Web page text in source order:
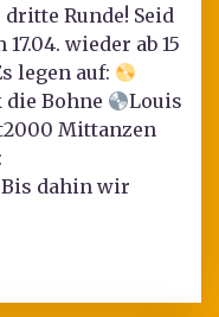
Runde! Seid
wieder ab 15
legen auf:
die Bohne
Louis
Mittanzen
dahin wir